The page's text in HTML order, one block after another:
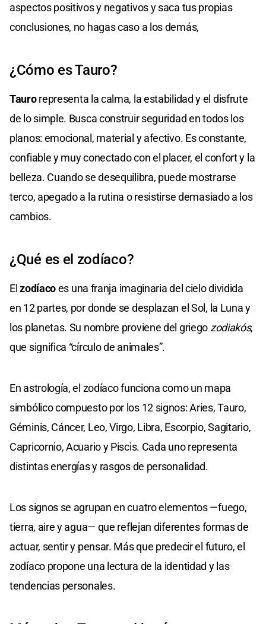
aspectos positivos y negativos y saca tus propias
conclusiones, no hagas caso a los demás,
¿Cómo es Tauro?
Taurorepresenta la calma, la estabilidad y el disfrute
de lo simple. Busca construir seguridad en todos los
planos: emocional, material y afectivo. Es constante,
confiable y muy conectado con el placer, el confort y la
belleza. Cuando se desequilibra, puede mostrarse
terco, apegado a la rutina o resistirse demasiado a los
cambios.
¿Qué es el zodíaco?
Elzodíacoes una franja imaginaria del cielo dividida
en 12 partes, por donde se desplazan el Sol, la Luna y
los planetas. Su nombre proviene del griego zodiakós,
que significa “círculo de animales”.
En astrología, el zodíaco funciona como un mapa
simbólico compuesto por los 12 signos: Aries, Tauro,
Géminis, Cáncer, Leo, Virgo, Libra, Escorpio, Sagitario,
Capricornio, Acuario y Piscis. Cada uno representa
distintas energías y rasgos de personalidad.
Los signos se agrupan en cuatro elementos —fuego,
tierra, aire y agua— que reflejan diferentes formas de
actuar, sentir y pensar. Más que predecir el futuro, el
zodíaco propone una lectura de la identidad y las
tendencias personales.